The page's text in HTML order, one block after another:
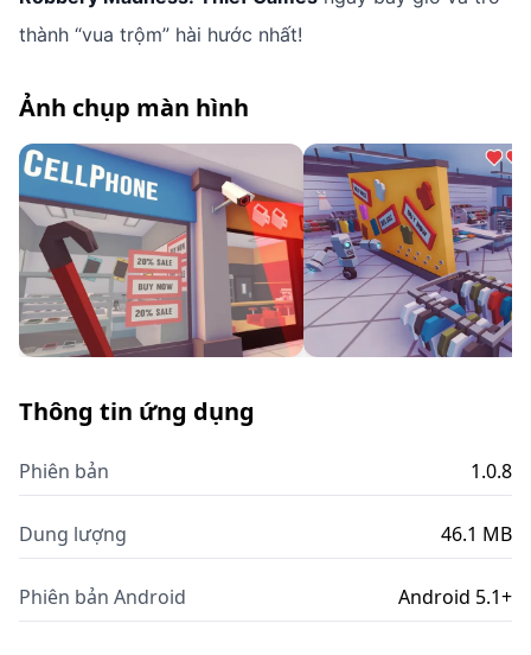
thành “vua trộm” hài hước nhất!
Ảnh chụp màn hình
Thông tin ứng dụng
Phiên bản 1.0.8
Dung lượng 46.1 MB
Phiên bản Android Android 5.1+